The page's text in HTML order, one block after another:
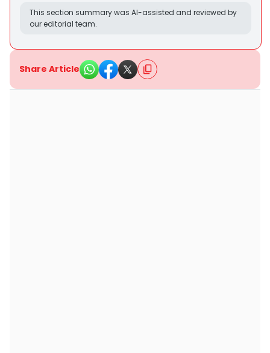
This section summary was AI-assisted and reviewed by
our editorial team.
Share Article